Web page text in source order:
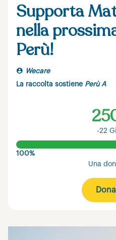
Supporta
nella
Perù!
Wecare
La raccolta sostiene Perù A
-22
100%
Una